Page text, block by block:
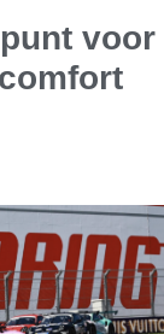
voor